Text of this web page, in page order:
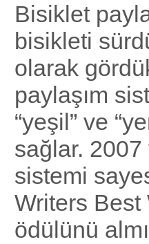
Bisiklet
bisikleti
olarak
paylaşım
“yeşil” ve
sağlar. 2007
sistemi
Writers Best
ödülünü